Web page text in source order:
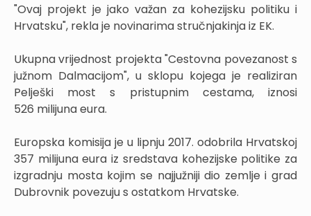
"Ovaj projekt je jako važan za kohezijsku politiku i
Hrvatsku", rekla je novinarima stručnjakinja iz EK.
Ukupna vrijednost projekta "Cestovna povezanost s
južnom Dalmacijom", u sklopu kojega je realiziran
Pelješki most s pristupnim cestama, iznosi
526 milijuna eura.
Europska komisija je u lipnju 2017. odobrila Hrvatskoj
357 milijuna eura iz sredstava kohezijske politike za
izgradnju mosta kojim se najjužniji dio zemlje i grad
Dubrovnik povezuju s ostatkom Hrvatske.